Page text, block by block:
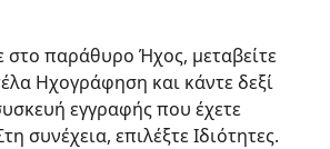
στο παράθυρο Ήχος, μεταβείτε
Ηχογράφηση και κάντε δεξί
εγγραφής που έχετε
συνέχεια, επιλέξτε Ιδιότητες.